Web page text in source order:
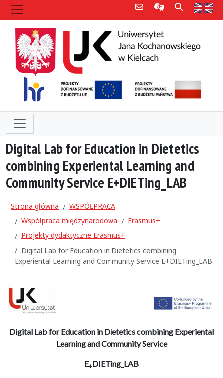
Poczta e-mailInformacje dla
Szukaj
Digital Lab for Education in Dietetics
combining Experiental Learning and
Community Service E+DIETing_LAB
Strona główna
WSPÓŁPRACA
Współpraca międzynarodowa
Erasmus+
Projekty dydaktyczne Erasmus+
Digital Lab for Education in Dietetics combining
Experiental Learning and Community Service E+DIETing_LAB
Digital Lab for Education in Dietetics combining Experiental
Learning and Community Service
E+DIETing_LAB